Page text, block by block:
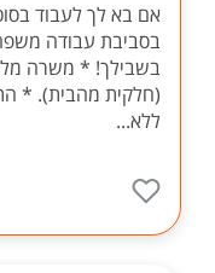
אם בא לך לעבוד
בסביבת עבודה
בשבילך! * משרה
(חלקית מהבית). *
ללא...